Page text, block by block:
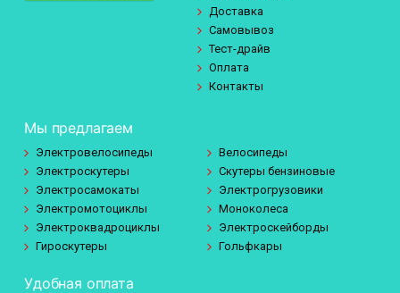
Доставка
Самовывоз
Тест-драйв
Оплата
Контакты
Мы предлагаем
Электровелосипеды
Велосипеды
Электроскутеры
Скутеры бензиновые
Электросамокаты
Электрогрузовики
Электромотоциклы
Моноколеса
Электроквадроциклы
Электроскейборды
Гироскутеры
Гольфкары
Удобная оплата